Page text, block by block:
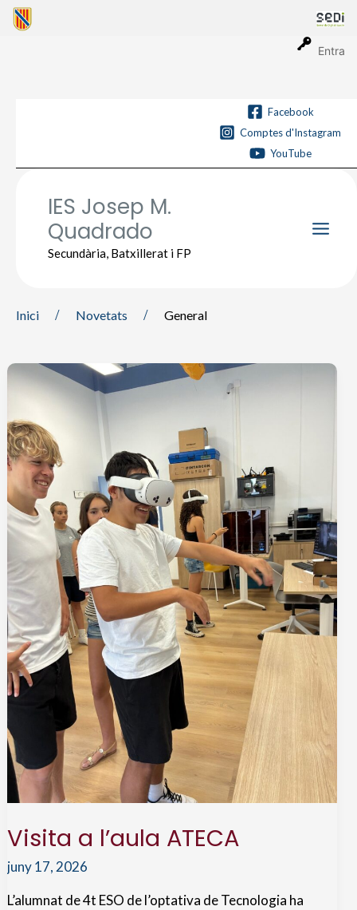
Entra
Vés
Facebook
Comptes d'Instagram
YouTube
IES Josep M.
Quadrado
Secundària, Batxillerat i FP
Inici Novetats General
Visita a l’aula ATECA
juny 17, 2026
L’alumnat de 4t ESO de l’optativa de Tecnologia ha